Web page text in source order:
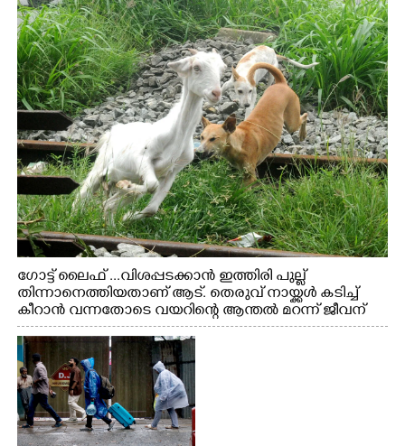
ഗോട്ട് ലൈഫ് ...വിശപ്പടക്കാൻ ഇത്തിരി പുല്ല്
തിന്നാനെത്തിയതാണ് ആട്. തെരുവ് നായ്ക്കൾ കടിച്ച്
കീറാൻ വന്നതോടെ വയറിന്റെ ആന്തൽ മറന്ന് ജീവന്
വേണ്ടിയായി ഓട്ടം. എറണാകുളം വാത്തുരുത്തിയിൽ
നിന്നുള്ള കാഴ്ച